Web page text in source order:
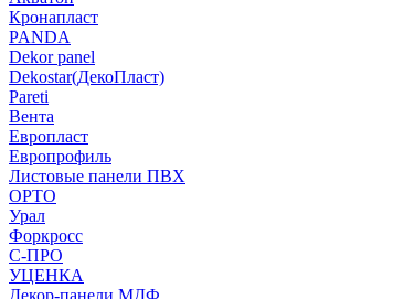
Кронапласт
PANDA
Dekor panel
Dekostar(ДекоПласт)
Pareti
Вента
Европласт
Европрофиль
Листовые панели ПВХ
ОРТО
Урал
Форкросс
С-ПРО
УЦЕНКА
Декор-панели МДФ